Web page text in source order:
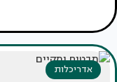
אדריכלות